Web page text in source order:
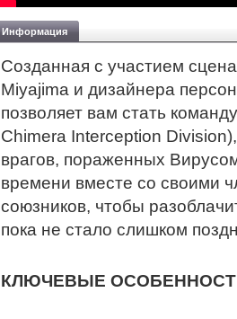
Информация
Созданная с участием
Miyajima и дизайнера
позволяет вам стать
Chimera Interception
врагов, пораженных
времени вместе со своими
союзников, чтобы
пока не стало слишком
КЛЮЧЕВЫЕ